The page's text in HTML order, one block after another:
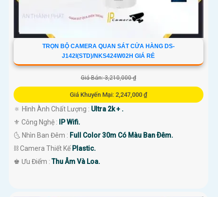
TRỌN BỘ CAMERA QUAN SÁT CỬA HÀNG DS-
J142I(STD)/NKS424W02H GIÁ RẺ
Giá Bán: 3,210,000 ₫
Giá Khuyến Mại: 2,247,000 ₫
🔅 Hình Ành Chất Lượng : Ultra 2k + .
⚜️ Công Nghệ :
IP Wifi.
🌜 Nhìn Ban Đêm : Full Color 30m Có Màu Ban Ðêm.
⛓ Camera Thiết Kế Plastic.
️♚ Ưu Điểm :Thu Âm Và Loa.